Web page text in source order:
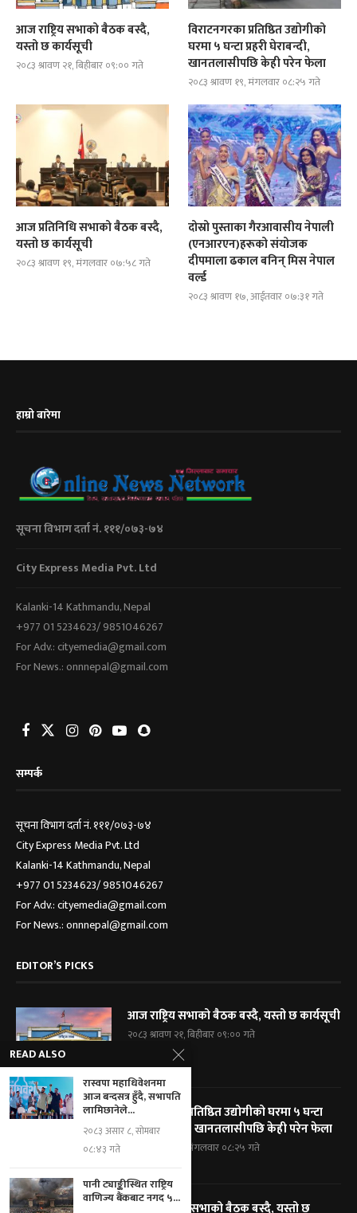
आज राष्ट्रिय सभाको बैठक बस्दै,
यस्तो छ कार्यसूची
२०८३ श्रावण २१, बिहीबार ०९:०० गते
विराटनगरका प्रतिष्ठित उद्योगीको
घरमा ५ घन्टा प्रहरी घेराबन्दी,
खानतलासीपछि केही परेन फेला
२०८३ श्रावण १९, मंगलवार ०८:२५ गते
आज प्रतिनिधि सभाको बैठक बस्दै,
यस्तो छ कार्यसूची
२०८३ श्रावण १९, मंगलवार ०७:५८ गते
दोस्रो पुस्ताका गैरआवासीय नेपाली
(एनआरएन)हरूको संयोजक
दीपमाला ढकाल बनिन् मिस नेपाल
वर्ल्ड
२०८३ श्रावण १७, आईतवार ०७:३१ गते
हाम्रो बारेमा
सूचना विभाग दर्ता नं. १११/०७३-७४
City Express Media Pvt. Ltd
Kalanki-14 Kathmandu, Nepal
+977 01 5234623/ 9851046267
For Adv.: cityemedia@gmail.com
For News.: onnnepal@gmail.com
सम्पर्क
सूचना विभाग दर्ता नं. १११/०७३-७४
City Express Media Pvt. Ltd
Kalanki-14 Kathmandu, Nepal
+977 01 5234623/ 9851046267
For Adv.: cityemedia@gmail.com
For News.: onnnepal@gmail.com
EDITOR’S PICKS
आज राष्ट्रिय सभाको बैठक बस्दै, यस्तो छ कार्यसूची
२०८३ श्रावण २१, बिहीबार ०९:०० गते
विराटनगरका प्रतिष्ठित उद्योगीको घरमा ५ घन्टा
प्रहरी घेराबन्दी, खानतलासीपछि केही परेन फेला
२०८३ श्रावण १९, मंगलवार ०८:२५ गते
आज प्रतिनिधि सभाको बैठक बस्दै, यस्तो छ
READ ALSO
रास्वपा महाधिवेशनमा
आज बन्दसत्र हुँदै, सभापति
लामिछानेले...
२०८३ असार ८, सोमबार
०८:४३ गते
पानी ट्याङ्कीस्थित राष्ट्रिय
वाणिज्य बैंकबाट नगद ५...